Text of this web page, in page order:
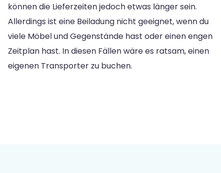
können die Lieferzeiten jedoch etwas länger sein.
Allerdings ist eine Beiladung nicht geeignet, wenn du
viele Möbel und Gegenstände hast oder einen engen
Zeitplan hast. In diesen Fällen wäre es ratsam, einen
eigenen Transporter zu buchen.